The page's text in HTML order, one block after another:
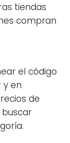
tiendas
compran
el código
y en
de